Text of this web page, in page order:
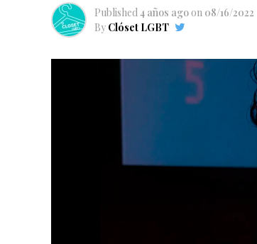
Published4 años ago on 08/16/2022
By Clóset LGBT